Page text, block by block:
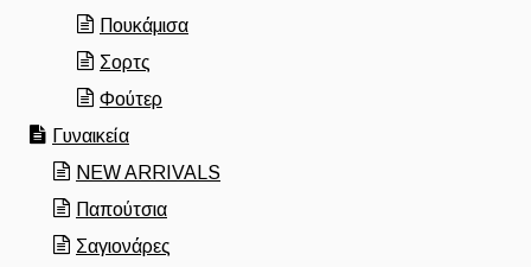
Πουκάμισα
Σορτς
Φούτερ
Γυναικεία
NEW ARRIVALS
Παπούτσια
Σαγιονάρες